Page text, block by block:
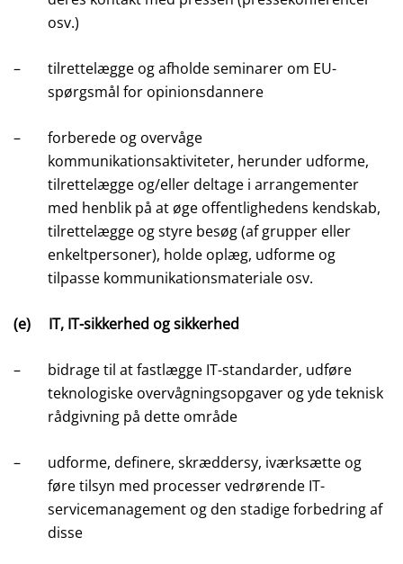
osv.)
–
tilrettelægge og afholde seminarer om EU-
spørgsmål for opinionsdannere
–
forberede og overvåge
kommunikationsaktiviteter, herunder udforme,
tilrettelægge og/eller deltage i arrangementer
med henblik på at øge offentlighedens kendskab,
tilrettelægge og styre besøg (af grupper eller
enkeltpersoner), holde oplæg, udforme og
tilpasse kommunikationsmateriale osv.
(e) IT, IT-sikkerhed og sikkerhed
–
bidrage til at fastlægge IT-standarder, udføre
teknologiske overvågningsopgaver og yde teknisk
rådgivning på dette område
–
udforme, definere, skræddersy, iværksætte og
føre tilsyn med processer vedrørende IT-
servicemanagement og den stadige forbedring af
disse